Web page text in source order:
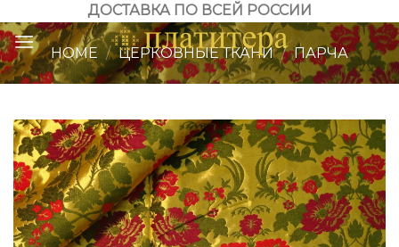
to
content
ДОСТАВКА ПО ВСЕЙ РОССИИ
HOME / ЦЕРКОВНЫЕ ТКАНИ / ПАРЧА